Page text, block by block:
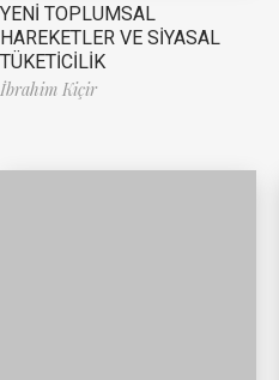
YENİ TOPLUMSAL
HAREKETLER VE SİYASAL
TÜKETİCİLİK
İbrahim Kiçir